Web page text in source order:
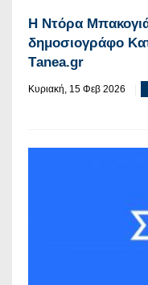
Η Ντόρα
δημοσιογράφο
Τanea.gr
Κυριακή, 15 Φεβ 2026